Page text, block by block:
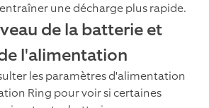
une décharge plus rapide.
de la batterie et
l'alimentation
les paramètres d'alimentation
Ring pour voir si certaines